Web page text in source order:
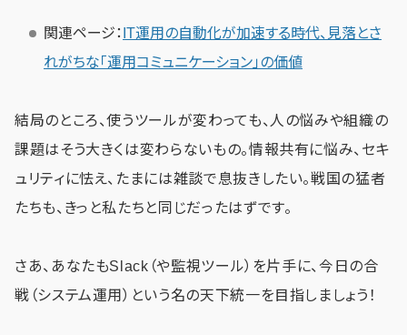
関連ページ： IT運用の自動化が加速する時代、見落とさ
れがちな「運用コミュニケーション」の価値
結局のところ、使うツールが変わっても、人の悩みや組織の
課題はそう大きくは変わらないもの。情報共有に悩み、セキ
ュリティに怯え、たまには雑談で息抜きしたい。戦国の猛者
たちも、きっと私たちと同じだったはずです。
さあ、あなたもSlack（や監視ツール）を片手に、今日の合
戦（システム運用）という名の天下統一を目指しましょう！